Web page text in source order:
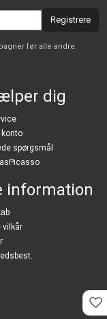
Registrere
før alle andre.
dig
konto
spørgsmål
information
vilkår